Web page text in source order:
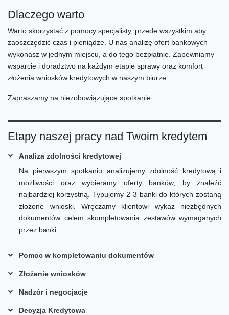
Dlaczego warto
Warto skorzystać z pomocy specjalisty, przede wszystkim aby
zaoszczędzić czas i pieniądze. U nas analizę ofert bankowych
wykonasz w jednym miejscu, a do tego bezpłatnie. Zapewniamy
wsparcie i doradztwo na każdym etapie sprawy oraz komfort
złożenia wniosków kredytowych w naszym biurze.
Zapraszamy na niezobowiązujące spotkanie.
Etapy naszej pracy nad Twoim kredytem
Analiza zdolności kredytowej
Na pierwszym spotkaniu analizujemy zdolność kredytową i
możliwości oraz wybieramy oferty banków, by znaleźć
najbardziej korzystną. Typujemy 2-3 banki do których zostaną
złożone wnioski. Wręczamy klientowi wykaz niezbędnych
dokumentów celem skompletowania zestawów wymaganych
przez banki.
Pomoc w kompletowaniu dokumentów
Złożenie wniosków
Nadzór i negocjacje
Decyzja Kredytowa